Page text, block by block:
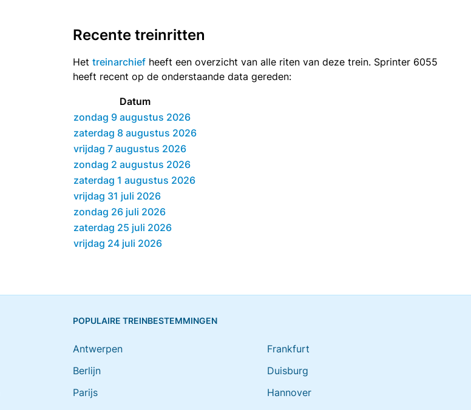
Recente treinritten
Het treinarchief heeft een overzicht van alle riten van deze trein. Sprinter 6055
heeft recent op de onderstaande data gereden:
Datum
zondag 9 augustus 2026
zaterdag 8 augustus 2026
vrijdag 7 augustus 2026
zondag 2 augustus 2026
zaterdag 1 augustus 2026
vrijdag 31 juli 2026
zondag 26 juli 2026
zaterdag 25 juli 2026
vrijdag 24 juli 2026
POPULAIRE TREINBESTEMMINGEN
Antwerpen
Berlijn
Parijs
Frankfurt
Duisburg
Hannover